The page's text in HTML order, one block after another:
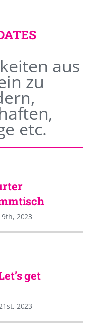
aus
zu
etc.
2023
get
2023